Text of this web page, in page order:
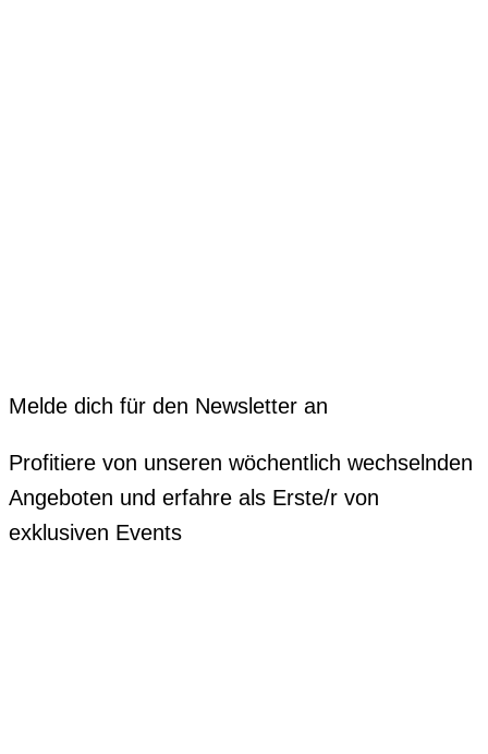
Melde dich für den Newsletter an
Profitiere von unseren wöchentlich wechselnden
Angeboten und erfahre als Erste/r von
exklusiven Events